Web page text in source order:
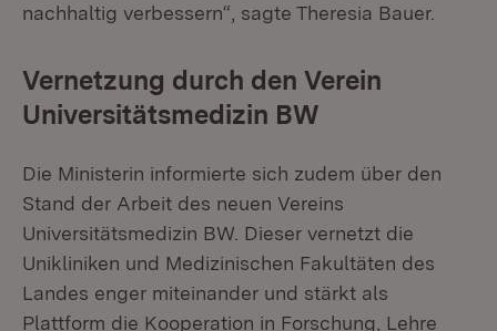
nachhaltig verbessern“, sagte Theresia Bauer.
Vernetzung durch den Verein
Universitätsmedizin BW
Die Ministerin informierte sich zudem über den
Stand der Arbeit des neuen Vereins
Universitätsmedizin BW Dieser vernetzt die
Unikliniken und Medizinischen Fakultäten des
Landes enger miteinander und stärkt als
Plattform die Kooperation in Forschung, Lehre